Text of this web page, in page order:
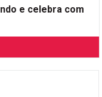
e celebra com